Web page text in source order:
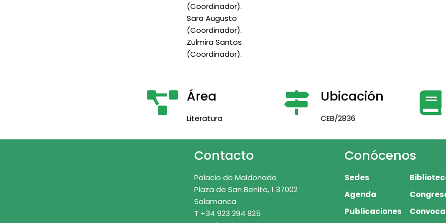
(Coordinador).
Sara Augusto
(Coordinador).
Zulmira Santos
(Coordinador).
Área
Literatura
Ubicación
CEB/2836
Contacto
Palacio de Maldonado
Plaza de San Benito, 1 37002
Salamanca
T +34 923 294 825
Conócenos
Sedes
Agenda
Publicaciones